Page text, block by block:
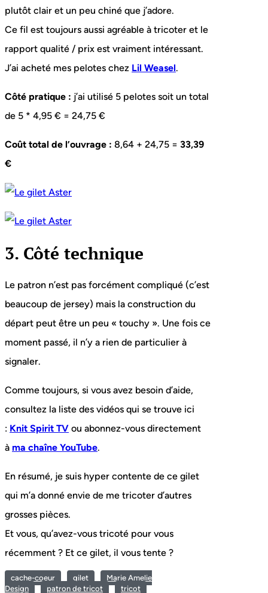
plutôt clair et un peu chiné que j’adore.
Ce fil est toujours aussi agréable à tricoter et le
rapport qualité / prix est vraiment intéressant.
J’ai acheté mes pelotes chez Lil Weasel.
Côté pratique : j’ai utilisé 5 pelotes soit un total
de 5 * 4,95 € = 24,75 €
Coût total de l’ouvrage : 8,64 + 24,75 = 33,39
€
3. Côté technique
Le patron n’est pas forcément compliqué (c’est
beaucoup de jersey) mais la construction du
départ peut être un peu « touchy ». Une fois ce
moment passé, il n’y a rien de particulier à
signaler.
Comme toujours, si vous avez besoin d’aide,
consultez la liste des vidéos qui se trouve ici
: Knit Spirit TV ou abonnez-vous directement
à ma chaîne YouTube.
En résumé, je suis hyper contente de ce gilet
qui m’a donné envie de me tricoter d’autres
grosses pièces.
Et vous, qu’avez-vous tricoté pour vous
récemment ? Et ce gilet, il vous tente ?
cache-coeur gilet
Marie Amelie
Design
patron de tricot tricot